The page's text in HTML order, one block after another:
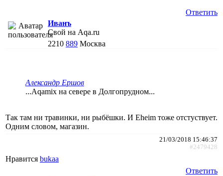
Ответить
Иванъ
Свой на Aqa.ru
2210 889 Москва
Александр Ершов
...Aqamix на севере в Долгопрудном...
Так там ни травинки, ни рыбёшки. И Eheim тоже отстуствует.
Одним словом, магазин.
21/03/2018 15:46:37
#2479428
Нравится bukaa
Ответить